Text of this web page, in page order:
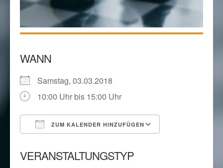
WANN
Samstag, 03.03.2018
10:00 Uhr bis 15:00 Uhr
ZUM KALENDER HINZUFÜGEN
VERANSTALTUNGSTYP